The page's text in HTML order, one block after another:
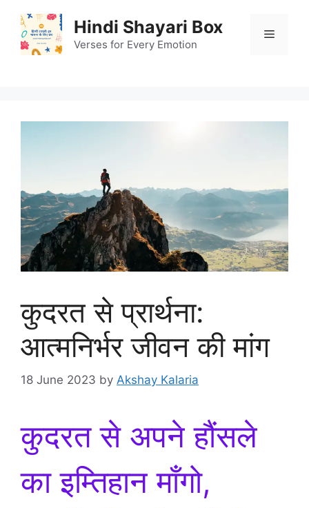
content
Hindi Shayari Box
Verses for Every Emotion
Menu
कुदरत से प्रार्थना:
आत्मनिर्भर जीवन की मांग
18 June 2023 by Akshay Kalaria
कुदरत से अपने हौंसले
का इम्तिहान माँगो,